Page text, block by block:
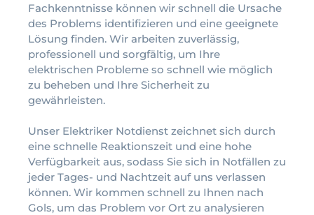
Fachkenntnisse können wir schnell die Ursache
des Problems identifizieren und eine geeignete
Lösung finden. Wir arbeiten zuverlässig,
professionell und sorgfältig, um Ihre
elektrischen Probleme so schnell wie möglich
zu beheben und Ihre Sicherheit zu
gewährleisten.
Unser Elektriker Notdienst zeichnet sich durch
eine schnelle Reaktionszeit und eine hohe
Verfügbarkeit aus, sodass Sie sich in Notfällen zu
jeder Tages- und Nachtzeit auf uns verlassen
können. Wir kommen schnell zu Ihnen nach
Gols, um das Problem vor Ort zu analysieren